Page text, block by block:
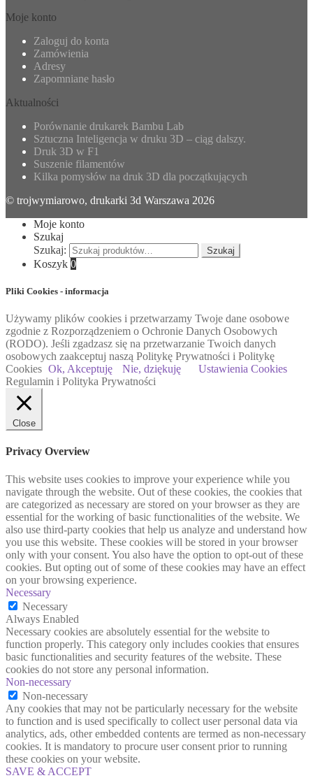
Moje konto
Zaloguj do konta
Zamówienia
Adresy
Zapomniane hasło
Aktualności
Porównanie drukarek Bambu Lab
Sztuczna Inteligencja w druku 3D – ciąg dalszy.
Druk 3D w F1
Suszenie filamentów
Kilka pomysłów na druk 3D dla początkujących
© trojwymiarowo, drukarki 3d Warszawa 2026
Moje konto
Szukaj
Szukaj:
Szukaj
Koszyk 0
Pliki Cookies - informacja
Używamy plików cookies i przetwarzamy Twoje dane osobowe
zgodnie z Rozporządzeniem o Ochronie Danych Osobowych
(RODO). Jeśli zgadzasz się na przetwarzanie Twoich danych
osobowych zaakceptuj naszą Politykę Prywatności i Politykę
Cookies Ok, Akceptuję Nie, dziękuję
Ustawienia Cookies
Regulamin i Polityka Prywatności
Close
Privacy Overview
This website uses cookies to improve your experience while you
navigate through the website. Out of these cookies, the cookies that
are categorized as necessary are stored on your browser as they are
essential for the working of basic functionalities of the website. We
also use third-party cookies that help us analyze and understand how
you use this website. These cookies will be stored in your browser
only with your consent. You also have the option to opt-out of these
cookies. But opting out of some of these cookies may have an effect
on your browsing experience.
Necessary
Necessary
Always Enabled
Necessary cookies are absolutely essential for the website to
function properly. This category only includes cookies that ensures
basic functionalities and security features of the website. These
cookies do not store any personal information.
Non-necessary
Non-necessary
Any cookies that may not be particularly necessary for the website
to function and is used specifically to collect user personal data via
analytics, ads, other embedded contents are termed as non-necessary
cookies. It is mandatory to procure user consent prior to running
these cookies on your website.
SAVE & ACCEPT